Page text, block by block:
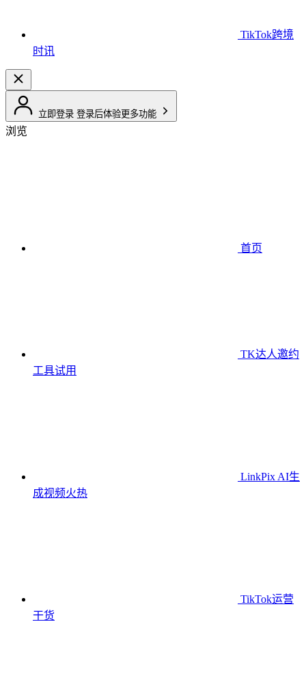
TikTok跨境
时讯
立即登录 登录后体验更多功能
浏览
首页
TK达人邀约
工具试用
LinkPix AI生
成视频火热
TikTok运营
干货